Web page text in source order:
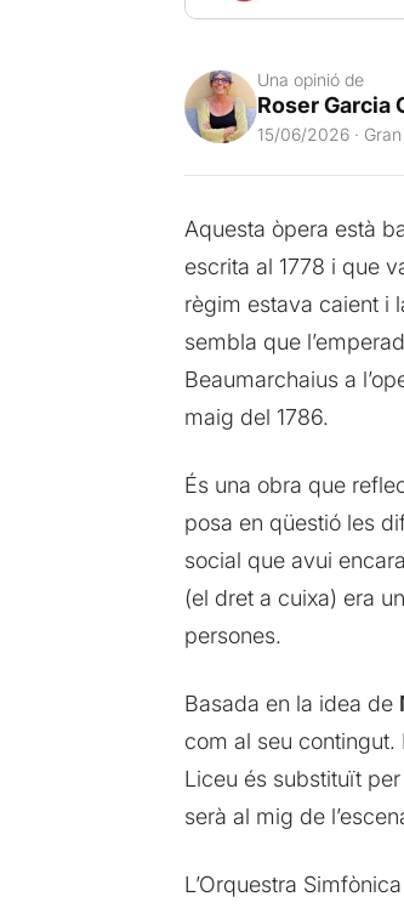
Una opinió de
Roser Garcia
15/06/2026 ·
Aquesta òpera està
escrita al 1778 i que
règim estava caient i
sembla que
Beaumarchaius a
maig del 1786.
És una obra que
posa en qüestió les
social que avui
(el dret a cuixa) era
persones.
Basada en la idea de
com al seu contingut.
Liceu és substituït
serà al mig de
L’Orquestra